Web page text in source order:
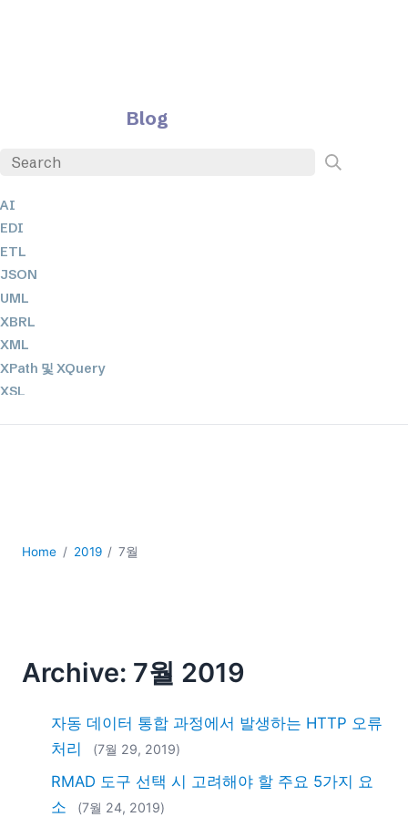
Blog
AI
EDI
ETL
JSON
UML
XBRL
XML
XPath 및 XQuery
XSL
로우코드 + 노코드 (Low-code + No-code)
2025
2024
2021
2020
2019
Home 2019 7월
Archive: 7월 2019
자동 데이터 통합 과정에서 발생하는 HTTP 오류
처리
(7월 29, 2019)
RMAD 도구 선택 시 고려해야 할 주요 5가지 요
소
(7월 24, 2019)